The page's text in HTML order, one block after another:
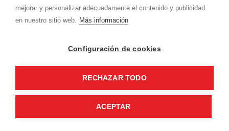
mejorar y personalizar adecuadamente el contenido y publicidad
en nuestro sitio web. Más información
Configuración de cookies
RECHAZAR TODO
ACEPTAR
Gormaz Informática S.L.